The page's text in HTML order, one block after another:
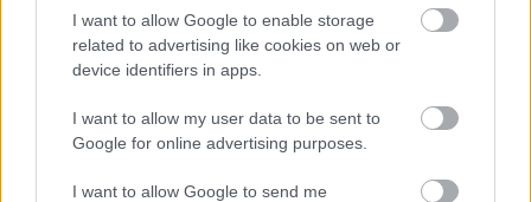
I want to allow Google to enable storage
related to advertising like cookies on web or
device identifiers in apps.
I want to allow my user data to be sent to
Google for online advertising purposes.
I want to allow Google to send me